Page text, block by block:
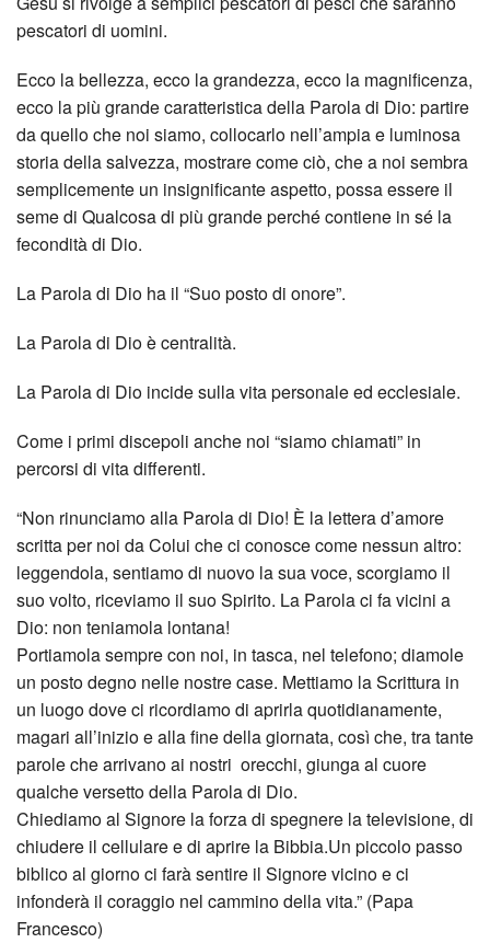
pescatori di uomini.
Ecco la bellezza, ecco la grandezza, ecco la magnificenza,
ecco la più grande caratteristica della Parola di Dio: partire
da quello che noi siamo, collocarlo nell’ampia e luminosa
storia della salvezza, mostrare come ciò, che a noi sembra
semplicemente un insignificante aspetto, possa essere il
seme di Qualcosa di più grande perché contiene in sé la
fecondità di Dio.
La Parola di Dio ha il “Suo posto di onore”.
La Parola di Dio è centralità.
La Parola di Dio incide sulla vita personale ed ecclesiale.
Come i primi discepoli anche noi “siamo chiamati” in
percorsi di vita differenti.
“Non rinunciamo alla Parola di Dio! È la lettera d’amore
scritta per noi da Colui che ci conosce come nessun altro:
leggendola, sentiamo di nuovo la sua voce, scorgiamo il
suo volto, riceviamo il suo Spirito. La Parola ci fa vicini a
Dio: non teniamola lontana!
Portiamola sempre con noi, in tasca, nel telefono; diamole
un posto degno nelle nostre case. Mettiamo la Scrittura in
un luogo dove ci ricordiamo di aprirla quotidianamente,
magari all’inizio e alla fine della giornata, così che, tra tante
parole che arrivano ai nostri orecchi, giunga al cuore
qualche versetto della Parola di Dio.
Chiediamo al Signore la forza di spegnere la televisione, di
chiudere il cellulare e di aprire la Bibbia.Un piccolo passo
biblico al giorno ci farà sentire il Signore vicino e ci
infonderà il coraggio nel cammino della vita.” (Papa
Francesco)